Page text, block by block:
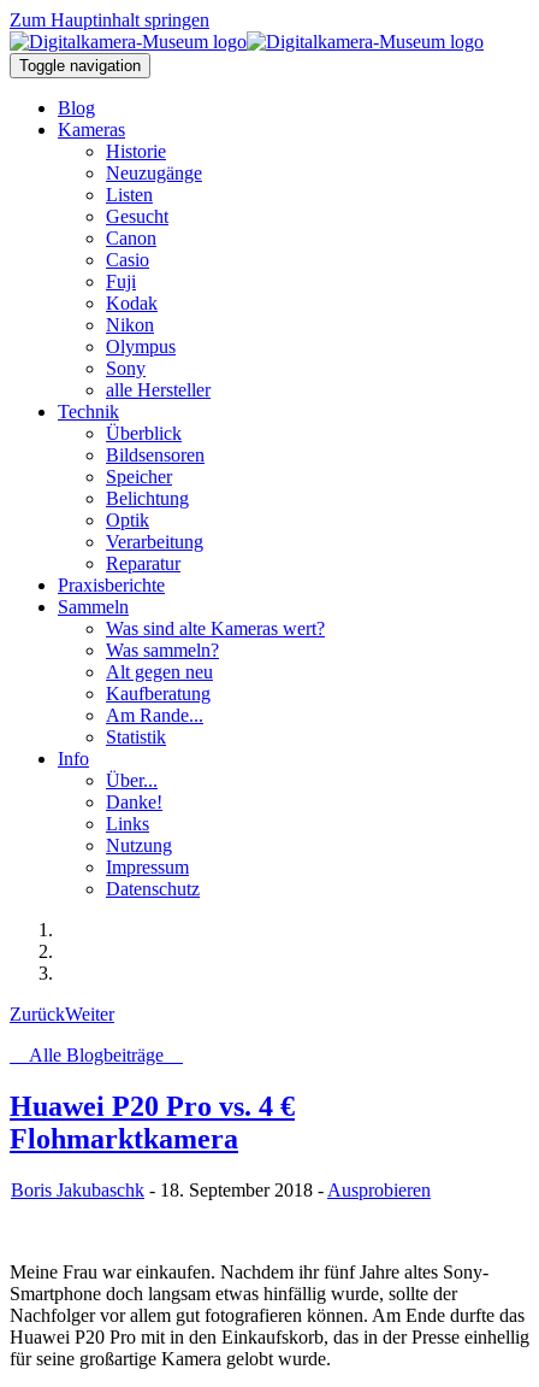
Zum Hauptinhalt springen
Toggle navigation
Blog
Kameras
Historie
Neuzugänge
Listen
Gesucht
Canon
Casio
Fuji
Kodak
Nikon
Olympus
Sony
alle Hersteller
Technik
Überblick
Bildsensoren
Speicher
Belichtung
Optik
Verarbeitung
Reparatur
Praxisberichte
Sammeln
Was sind alte Kameras wert?
Was sammeln?
Alt gegen neu
Kaufberatung
Am Rande...
Statistik
Info
Über...
Danke!
Links
Nutzung
Impressum
Datenschutz
ZurückWeiter
Alle Blogbeiträge
Huawei P20 Pro vs. 4 €
Flohmarktkamera
Boris Jakubaschk - 18. September 2018 - Ausprobieren
Meine Frau war einkaufen. Nachdem ihr fünf Jahre altes Sony-
Smartphone doch langsam etwas hinfällig wurde, sollte der
Nachfolger vor allem gut fotografieren können. Am Ende durfte das
Huawei P20 Pro mit in den Einkaufskorb, das in der Presse einhellig
für seine großartige Kamera gelobt wurde.